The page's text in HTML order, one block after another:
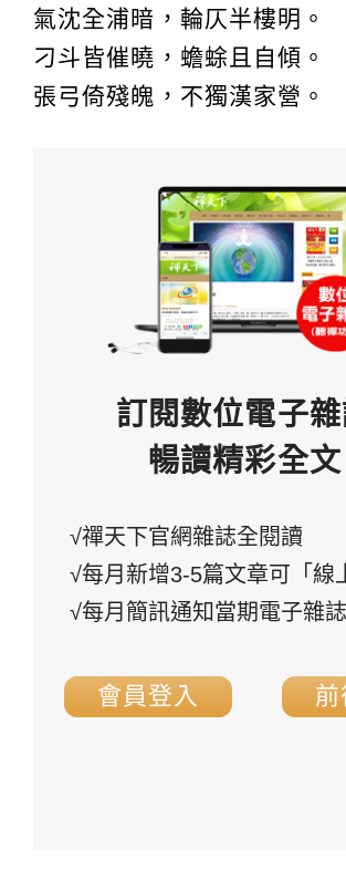
氣沈全浦暗，輪仄半樓明。
刁斗皆催曉，蟾蜍且自傾。
張弓倚殘魄，不獨漢家營。
訂閱數位電子
暢讀精彩全文
√禪天下官網雜誌全閱讀
√每月新增3-5篇文章可「線
√每月簡訊通知當期電子雜
會員登入 前